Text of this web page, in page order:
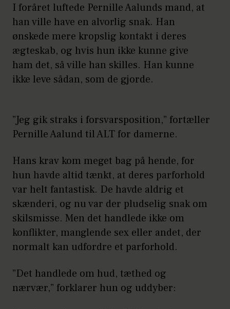
I foråret luftede Pernille Aalunds mand, at
han ville have en alvorlig snak. Han
ønskede mere kropslig kontakt i deres
ægteskab, og hvis hun ikke kunne give
ham det, så ville han skilles. Han kunne
ikke leve sådan, som de gjorde.
”Jeg gik straks i forsvarsposition,” fortæller
Pernille Aalund til ALT for damerne.
Hans krav kom meget bag på hende, for
hun havde altid tænkt, at deres parforhold
var helt fantastisk. De havde aldrig et
skænderi, og nu var der pludselig snak om
skilsmisse. Men det handlede ikke om
konflikter, manglende sex eller andet, der
normalt kan udfordre et parforhold.
”Det handlede om hud, tæthed og
nærvær,” forklarer hun og uddyber: